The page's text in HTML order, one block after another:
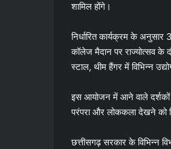
शामिल होंगे।
निर्धारित कार्यक्रम के
कॉलेज मैदान पर राज्योत्सव के
स्टाल, थीम हैंगर में विभिन्न
इस आयोजन में आने वाले दर्शकों
परंपरा और लोककला देखने को
छत्तीसगढ़ सरकार के विभिन्न